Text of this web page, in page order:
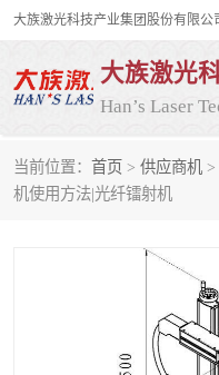
当前位置： 首页 > 供应商机 >
机使用方法|光纤镭射机
激光打标机
光纤激光打标机
大族激光紫外打标机